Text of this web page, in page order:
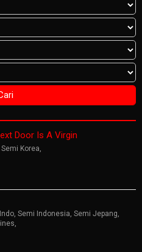
Door Is A Virgin
Semi Korea,
, Semi Indonesia, Semi Jepang,
,